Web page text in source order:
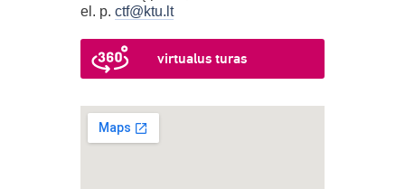
el. p. ctf@ktu.lt
virtualus turas